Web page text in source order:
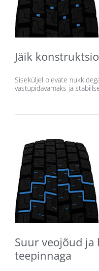
Jäik
Siseküljel olevate
vastupidavamaks ja
Suur veojõud ja
teepinnaga